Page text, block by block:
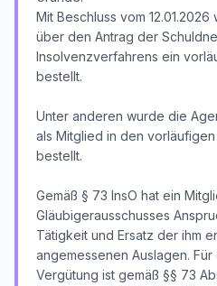
Mit Beschluss vom
über den Antrag der
Insolvenzverfahrens ein
bestellt.
Unter anderen wurde die
als Mitglied in den
bestellt.
Gemäß § 73 InsO hat ein
Gläubigerausschusses
Tätigkeit und Ersatz der ihm
angemessenen Auslagen.
Vergütung ist gemäß §§ 73